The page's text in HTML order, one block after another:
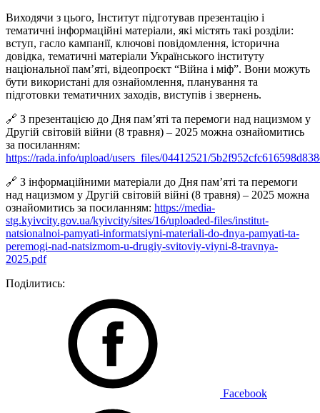
Виходячи з цього, Інститут підготував презентацію і
тематичні інформаційні матеріали, які містять такі розділи:
вступ, гасло кампанії, ключові повідомлення, історична
довідка, тематичні матеріали Українського інституту
національної пам’яті, відеопроєкт “Війна і міф”. Вони можуть
бути використані для ознайомлення, планування та
підготовки тематичних заходів, виступів і звернень.
🔗 З презентацією до Дня пам’яті та перемоги над нацизмом у
Другій світовій війни (8 травня) – 2025 можна ознайомитись
за посиланням:
https://rada.info/upload/users_files/04412521/
🔗 З інформаційними матеріали до Дня пам’яті та перемоги
над нацизмом у Другій світовій війні (8 травня) – 2025 можна
ознайомитись за посиланням: https://media-
stg.kyivcity.gov.ua/kyivcity/sites/16/uploaded-files/institut-
natsionalnoi-pamyati-informatsiyni-materiali-do-dnya-pamyati-ta-
peremogi-nad-natsizmom-u-drugiy-svitoviy-viyni-8-travnya-
2025.pdf
Поділитись:
Facebook